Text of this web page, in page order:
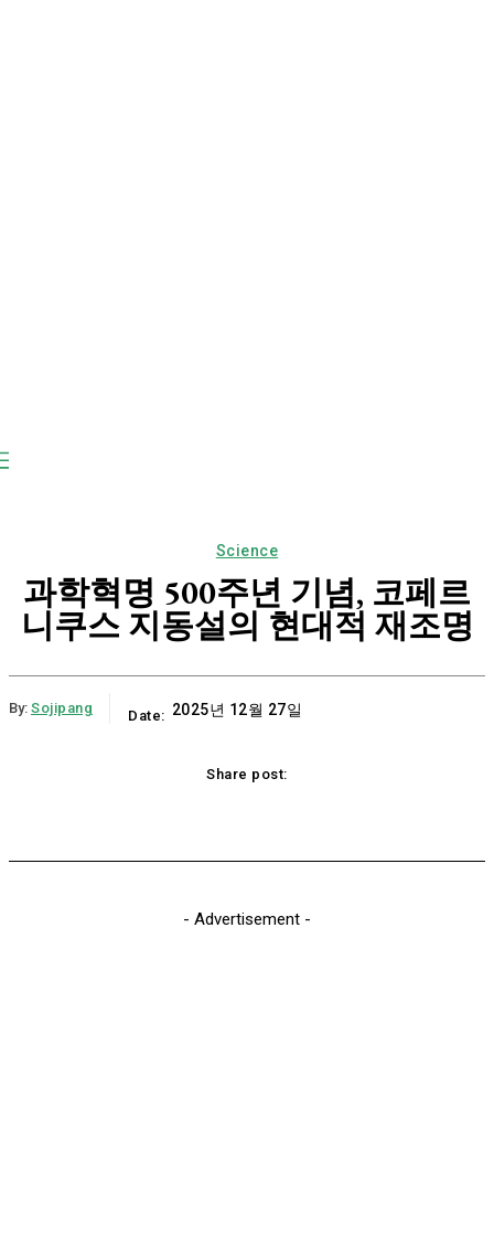
Science
과학혁명 500주년 기념, 코페르
니쿠스 지동설의 현대적 재조명
By: Sojipang Date: 2025년 12월 27일
Share post:
- Advertisement -